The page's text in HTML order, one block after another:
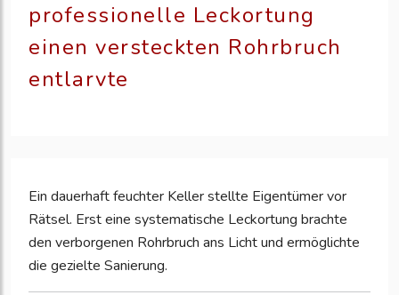
professionelle Leckortung
einen versteckten Rohrbruch
entlarvte
Ein dauerhaft feuchter Keller stellte Eigentümer vor
Rätsel. Erst eine systematische Leckortung brachte
den verborgenen Rohrbruch ans Licht und ermöglichte
die gezielte Sanierung.